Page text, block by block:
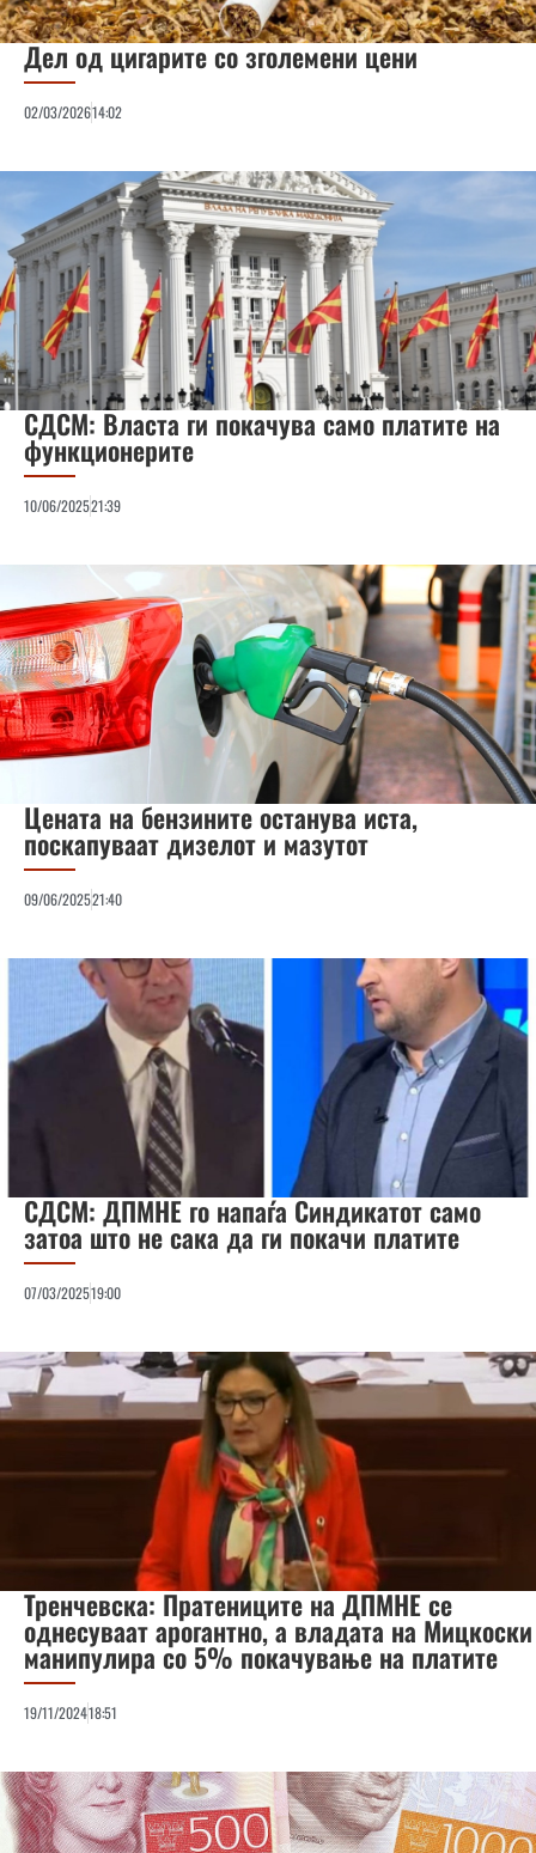
Дел од цигарите со зголемени цени
02/03/202614:02
СДСМ: Власта ги покачува само платите на
функционерите
10/06/202521:39
Цената на бензините останува иста,
поскапуваат дизелот и мазутот
09/06/202521:40
СДСМ: ДПМНЕ го напаѓа Синдикатот само
затоа што не сака да ги покачи платите
07/03/202519:00
Тренчевска: Пратениците на ДПМНЕ се
однесуваат арогантно, а владата на Мицкоски
манипулира со 5% покачување на платите
19/11/202418:51